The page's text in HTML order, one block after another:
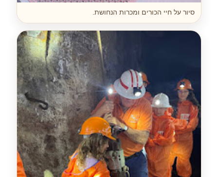
סיור על חיי הכורים ומכרות הנחושת.